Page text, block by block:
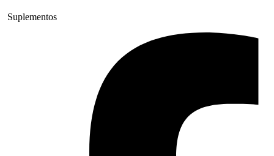
Suplementos